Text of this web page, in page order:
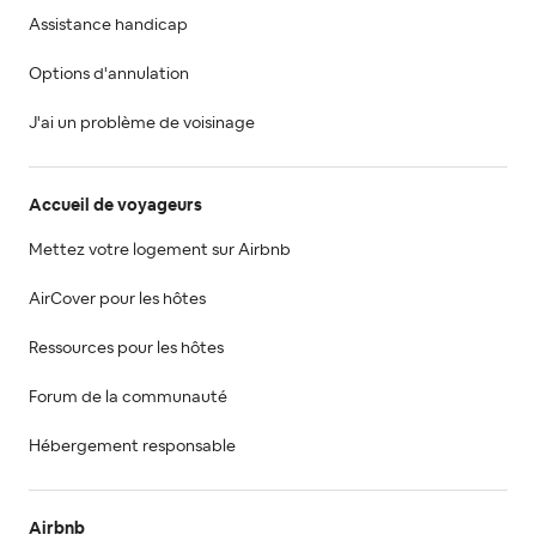
Assistance handicap
Options d'annulation
J'ai un problème de voisinage
Accueil de voyageurs
Mettez votre logement sur Airbnb
AirCover pour les hôtes
Ressources pour les hôtes
Forum de la communauté
Hébergement responsable
Airbnb